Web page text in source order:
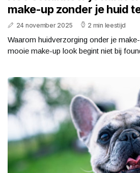
make-up zonder je huid
24 november 2025 2 min leestijd
Waarom huidverzorging onder je
mooie make-up look begint niet bij